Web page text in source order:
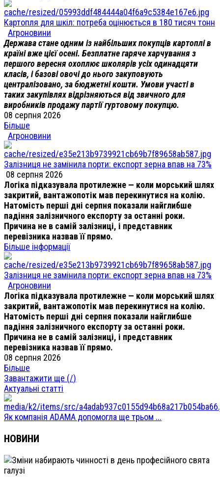
Картопля для шкіл: потреба оцінюється в 180 тисяч тонн
Агроновини
Держава стане одним із найбільших покупців картоплі в
країні вже цієї осені. Безплатне гаряче харчування з
першого вересня охоплює школярів усіх одинадцяти
класів, і базові овочі до нього закуповують
централізовано, за бюджетні кошти. Умови участі в
таких закупівлях відрізняються від звичного для
виробників продажу партії гуртовому покупцю.
08 серпня 2026
Більше
Агроновини
Залізниця не замінила порти: експорт зерна впав на 73%
08 серпня 2026
Логіка підказувала протилежне — коли морський шлях
закритий, вантажопотік мав перекинутися на колію.
Натомість перші дні серпня показали найглибше
падіння залізничного експорту за останні роки.
Причина не в самій залізниці, і представник
перевізника назвав її прямо.
Більше інформації
Залізниця не замінила порти: експорт зерна впав на 73%
Агроновини
Логіка підказувала протилежне — коли морський шлях
закритий, вантажопотік мав перекинутися на колію.
Натомість перші дні серпня показали найглибше
падіння залізничного експорту за останні роки.
Причина не в самій залізниці, і представник
перевізника назвав її прямо.
08 серпня 2026
Більше
Завантажити ще (/)
Актуальні статті
Як компанія ADAMA допомогла ще трьом ...
НОВИНИ